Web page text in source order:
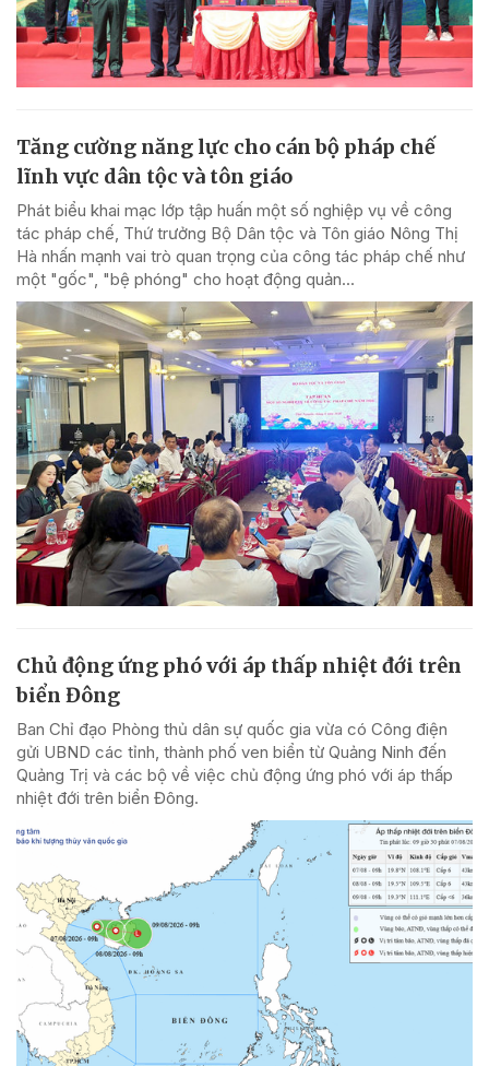
Tăng cường năng lực cho cán bộ pháp chế
lĩnh vực dân tộc và tôn giáo
Phát biểu khai mạc lớp tập huấn một số nghiệp vụ về công
tác pháp chế, Thứ trưởng Bộ Dân tộc và Tôn giáo Nông Thị
Hà nhấn mạnh vai trò quan trọng của công tác pháp chế như
một "gốc", "bệ phóng" cho hoạt động quản...
Chủ động ứng phó với áp thấp nhiệt đới trên
biển Đông
Ban Chỉ đạo Phòng thủ dân sự quốc gia vừa có Công điện
gửi UBND các tỉnh, thành phố ven biển từ Quảng Ninh đến
Quảng Trị và các bộ về việc chủ động ứng phó với áp thấp
nhiệt đới trên biển Đông.